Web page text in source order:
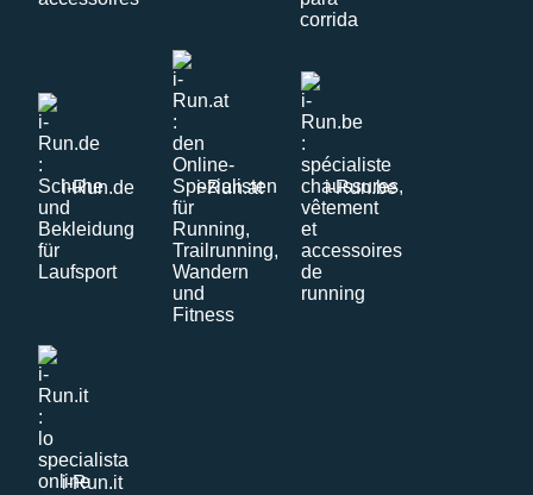
i-Run.de i-Run.at i-Run.be
i-Run.it